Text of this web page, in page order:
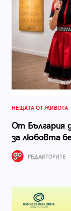
НЕЩАТА ОТ ЖИВОТА
От България
за любовта
РЕДАКТОРИТЕ